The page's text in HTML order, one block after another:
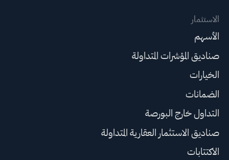
الاستثمار
الأسهم
صناديق المؤشرات المتداولة
الخيارات
الضمانات
التداول خارج البورصة
صناديق الاستثمار العقارية المتداولة
الاكتتابات